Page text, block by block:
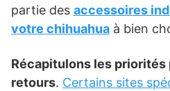
partie des accessoires
votre chihuahua à bien
Récapitulons les
retours. Certains sites